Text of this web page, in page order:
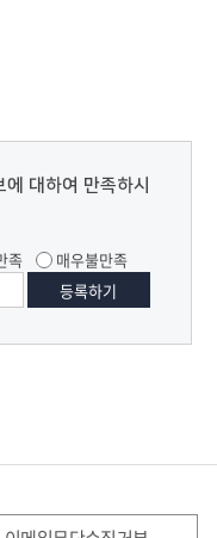
대하여 만족하시
족 매우불만족